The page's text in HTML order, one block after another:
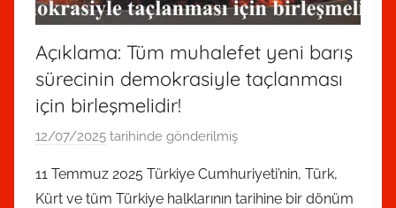
Açıklama: Tüm muhalefet yeni barış
sürecinin demokrasiyle taçlanması
için birleşmelidir!
12/07/2025 tarihinde gönderilmiş
d
11 Temmuz 2025 Türkiye Cumhuriyeti’nin, Türk,
Kürt ve tüm Türkiye halklarının tarihine bir dönüm